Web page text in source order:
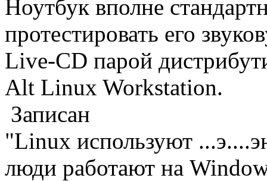
Ноутбук вполне
протестировать его
Live-CD парой
Alt Linux Workstation.
Записан
"Linux используют
люди работают на